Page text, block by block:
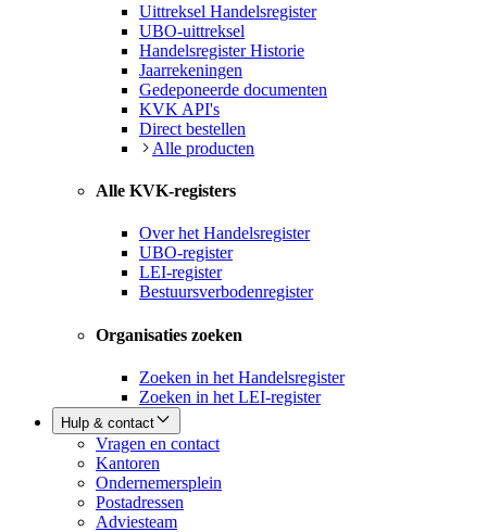
Uittreksel Handelsregister
UBO-uittreksel
Handelsregister Historie
Jaarrekeningen
Gedeponeerde documenten
KVK API's
Direct bestellen
Alle producten
Alle KVK-registers
Over het Handelsregister
UBO-register
LEI-register
Bestuursverbodenregister
Organisaties zoeken
Zoeken in het Handelsregister
Zoeken in het LEI-register
Hulp & contact
Vragen en contact
Kantoren
Ondernemersplein
Postadressen
Adviesteam